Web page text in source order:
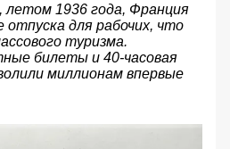
летом 1936 года, Франция
отпуска для рабочих, что
туризма.
билеты и 40-часовая
миллионам впервые